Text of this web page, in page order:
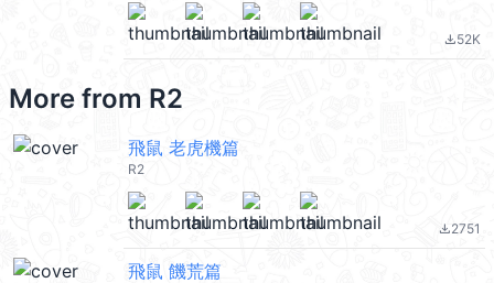
file_download52K
More from R2
飛鼠 老虎機篇
R2
file_download2751
飛鼠 饑荒篇